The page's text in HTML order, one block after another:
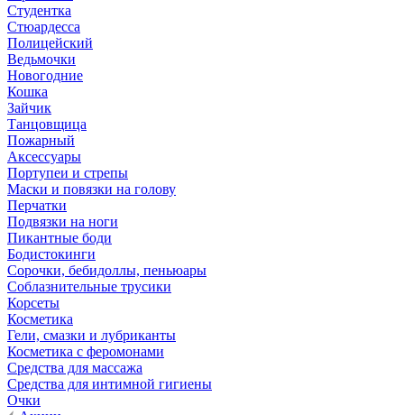
Студентка
Стюардесса
Полицейский
Ведьмочки
Новогодние
Кошка
Зайчик
Танцовщица
Пожарный
Аксессуары
Портупеи и стрепы
Маски и повязки на голову
Перчатки
Подвязки на ноги
Пикантные боди
Бодистокинги
Сорочки, бебидоллы, пеньюары
Соблазнительные трусики
Корсеты
Косметика
Гели, смазки и лубриканты
Косметика с феромонами
Средства для массажа
Средства для интимной гигиены
Очки